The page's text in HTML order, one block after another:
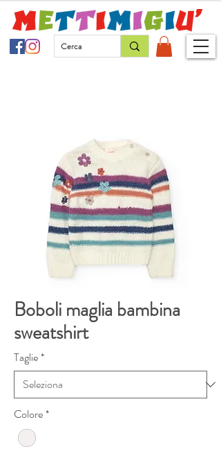
Boboli maglia bambina
sweatshirt
Taglie*
Colore*